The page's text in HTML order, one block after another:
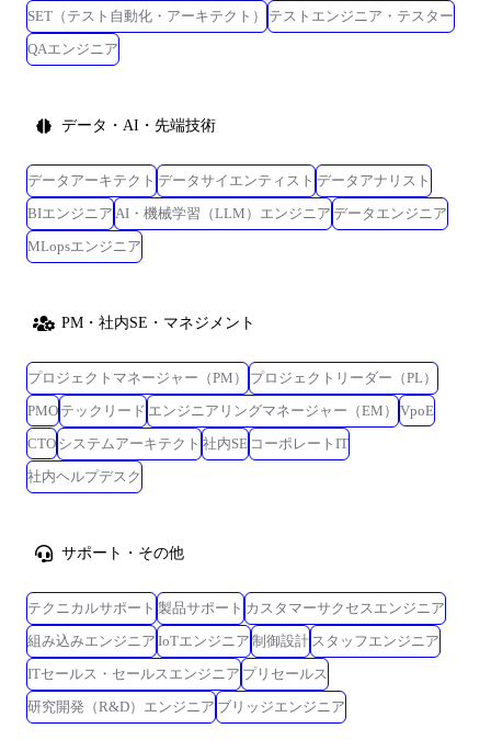
SET（テスト自動化・アーキテクト）
テストエンジニア・テスター
QAエンジニア
データ・AI・先端技術
データアーキテクト データサイエンティスト データアナリスト
BIエンジニア AI・機械学習（LLM）エンジニア データエンジニア
MLopsエンジニア
PM・社内SE・マネジメント
プロジェクトマネージャー（PM）
プロジェクトリーダー（PL）
PMO テックリード エンジニアリングマネージャー（EM）
VpoE
CTO システムアーキテクト 社内SE コーポレートIT
社内ヘルプデスク
サポート・その他
テクニカルサポート 製品サポート カスタマーサクセスエンジニア
組み込みエンジニア IoTエンジニア 制御設計 スタッフエンジニア
ITセールス・セールスエンジニア プリセールス
研究開発（R&D）エンジニア ブリッジエンジニア